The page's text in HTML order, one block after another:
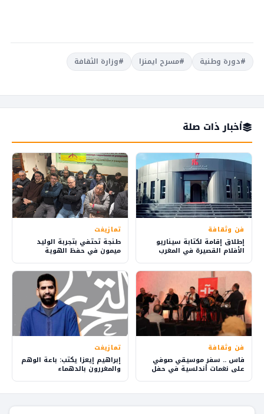
#دورة وطنية #مسرح ايمنزا #وزارة الثقافة
أخبار ذات صلة
فن وثقافة
إطلاق إقامة لكتابة سيناريو
الأفلام القصيرة في المغرب
بمبادرة من المركز السينمائي
المغربي
تمازيغت
طنجة تحتفي بتجربة الوليد
ميمون في حفظ الهوية
الأمازيغية خلال ندوة فكرية
فن وثقافة
فاس .. سفر موسيقي صوفي
على نغمات أندلسية في حفل
تمازيغت
إبراهيم إيعزا يكتب: باعة الوهم
والمغررون بالدهماء